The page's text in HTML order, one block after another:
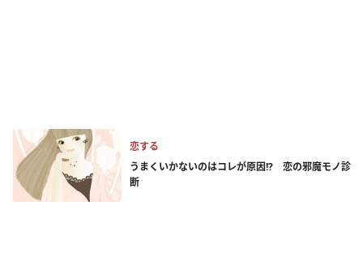
恋する
うまくいかないのはコレが原因!? 恋の邪魔モノ診
断